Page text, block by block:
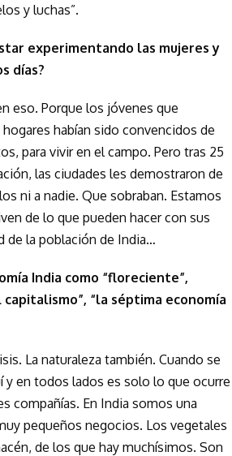
y luchas”.
experimentando las mujeres y
días?
eso. Porque los jóvenes que
habían sido convencidos de
para vivir en el campo. Pero tras 25
las ciudades les demostraron de
ni a nadie. Que sobraban. Estamos
de lo que pueden hacer con sus
de la población de India…
India como “floreciente”,
“la séptima economía
La naturaleza también. Cuando se
y en todos lados es solo lo que ocurre
compañías. En India somos una
pequeños negocios. Los vegetales
de los que hay muchísimos. Son